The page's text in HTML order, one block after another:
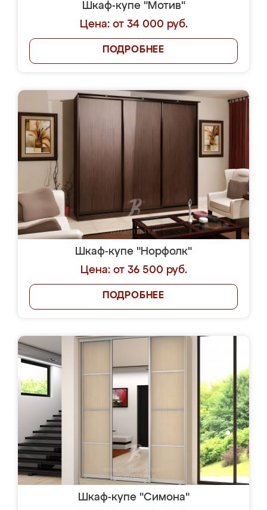
Шкаф-купе "Мотив"
Цена: от 34 000 руб.
ПОДРОБНЕЕ
Шкаф-купе "Норфолк"
Цена: от 36 500 руб.
ПОДРОБНЕЕ
Шкаф-купе "Симона"